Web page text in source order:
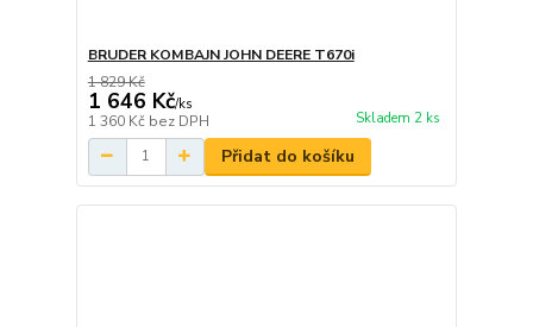
BRUDER KOMBAJN JOHN DEERE T670i
1 829 Kč
1 646 Kč/ks
1 360 Kč bez DPH Skladem 2 ks
Přidat do košíku